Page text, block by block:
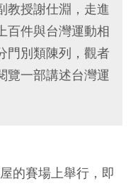
教授謝仕淵，走進
百件與台灣運動相
門別類陳列，觀者
覽一部講述台灣運
的賽場上舉行，即